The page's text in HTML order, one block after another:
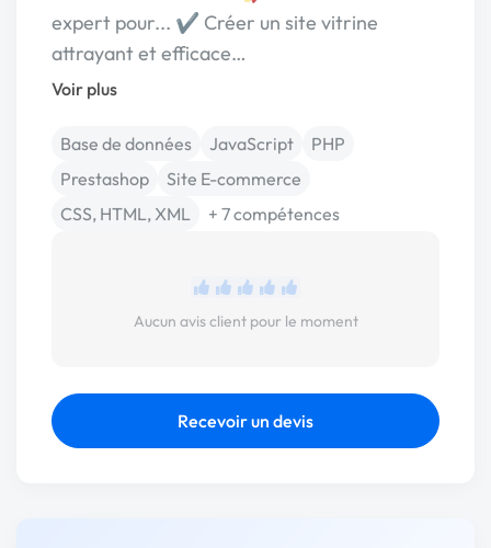
expert pour... ✔️ Créer un site vitrine
attrayant et efficace…
Voir plus
Base de données JavaScript
PHP
Prestashop
Site E-commerce
CSS, HTML, XML
+ 7 compétences
Aucun avis client pour le moment
Recevoir un devis